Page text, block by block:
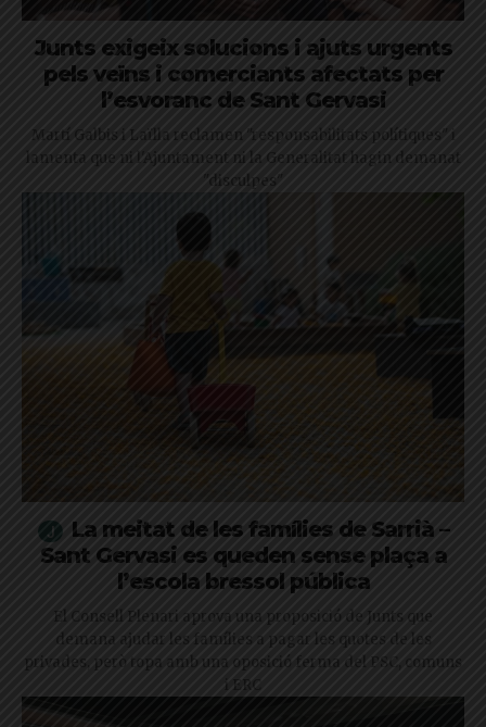
Junts exigeix solucions i ajuts urgents
pels veïns i comerciants afectats per
l’esvoranc de Sant Gervasi
Martí Galbis i Laïlla reclamen "responsabilitats polítiques" i
lamenta que ni l'Ajuntament ni la Generalitat hagin demanat
"disculpes"
La meitat de les famílies de Sarrià –
Sant Gervasi es queden sense plaça a
l’escola bressol pública
El Consell Plenari aprova una proposició de Junts que
demana ajudar les famílies a pagar les quotes de les
privades, però topa amb una oposició ferma del PSC, comuns
i ERC